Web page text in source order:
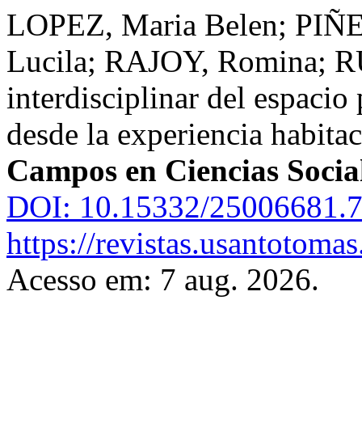
LOPEZ, Maria Belen;
Lucila; RAJOY, Romina;
interdisciplinar del
desde la experiencia
Campos en Ciencias
DOI: 10.15332/
https://
Acesso em: 7 aug. 2026.